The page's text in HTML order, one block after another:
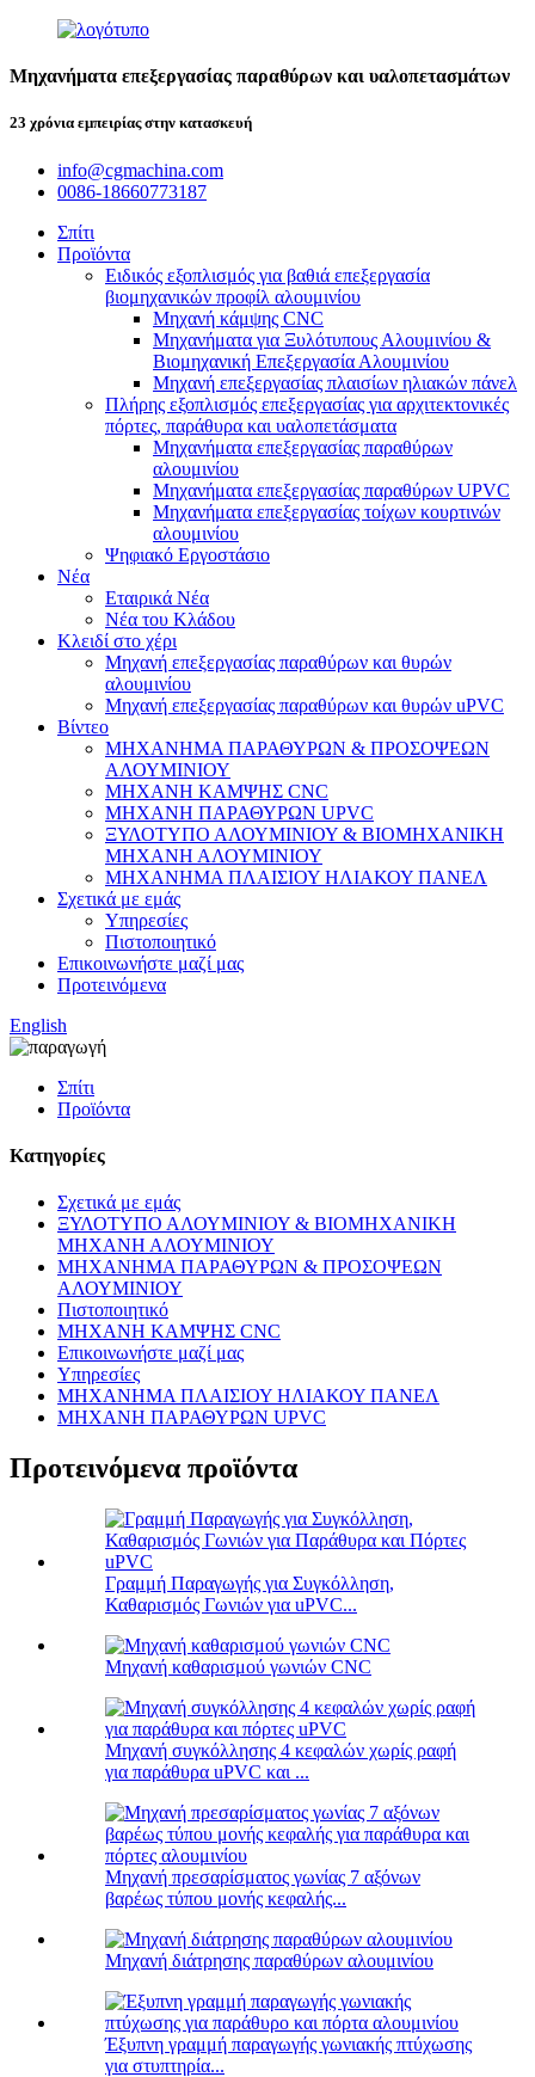
Μηχανήματα επεξεργασίας παραθύρων και υαλοπετασμάτων
23 χρόνια εμπειρίας στην κατασκευή
info@cgmachina.com
0086-18660773187
Σπίτι
Προϊόντα
Ειδικός εξοπλισμός για βαθιά επεξεργασία
βιομηχανικών προφίλ αλουμινίου
Μηχανή κάμψης CNC
Μηχανήματα για Ξυλότυπους Αλουμινίου &
Βιομηχανική Επεξεργασία Αλουμινίου
Μηχανή επεξεργασίας πλαισίων ηλιακών πάνελ
Πλήρης εξοπλισμός επεξεργασίας για αρχιτεκτονικές
πόρτες, παράθυρα και υαλοπετάσματα
Μηχανήματα επεξεργασίας παραθύρων
αλουμινίου
Μηχανήματα επεξεργασίας παραθύρων UPVC
Μηχανήματα επεξεργασίας τοίχων κουρτινών
αλουμινίου
Ψηφιακό Εργοστάσιο
Νέα
Εταιρικά Νέα
Νέα του Κλάδου
Κλειδί στο χέρι
Μηχανή επεξεργασίας παραθύρων και θυρών
αλουμινίου
Μηχανή επεξεργασίας παραθύρων και θυρών uPVC
Βίντεο
ΜΗΧΑΝΗΜΑ ΠΑΡΑΘΥΡΩΝ & ΠΡΟΣΟΨΕΩΝ
ΑΛΟΥΜΙΝΙΟΥ
ΜΗΧΑΝΗ ΚΑΜΨΗΣ CNC
ΜΗΧΑΝΗ ΠΑΡΑΘΥΡΩΝ UPVC
ΞΥΛΟΤΥΠΟ ΑΛΟΥΜΙΝΙΟΥ & ΒΙΟΜΗΧΑΝΙΚΗ
ΜΗΧΑΝΗ ΑΛΟΥΜΙΝΙΟΥ
ΜΗΧΑΝΗΜΑ ΠΛΑΙΣΙΟΥ ΗΛΙΑΚΟΥ ΠΑΝΕΛ
Σχετικά με εμάς
Υπηρεσίες
Πιστοποιητικό
Επικοινωνήστε μαζί μας
Προτεινόμενα
English
Σπίτι
Προϊόντα
Κατηγορίες
Σχετικά με εμάς
ΞΥΛΟΤΥΠΟ ΑΛΟΥΜΙΝΙΟΥ & ΒΙΟΜΗΧΑΝΙΚΗ
ΜΗΧΑΝΗ ΑΛΟΥΜΙΝΙΟΥ
ΜΗΧΑΝΗΜΑ ΠΑΡΑΘΥΡΩΝ & ΠΡΟΣΟΨΕΩΝ
ΑΛΟΥΜΙΝΙΟΥ
Πιστοποιητικό
ΜΗΧΑΝΗ ΚΑΜΨΗΣ CNC
Επικοινωνήστε μαζί μας
Υπηρεσίες
ΜΗΧΑΝΗΜΑ ΠΛΑΙΣΙΟΥ ΗΛΙΑΚΟΥ ΠΑΝΕΛ
ΜΗΧΑΝΗ ΠΑΡΑΘΥΡΩΝ UPVC
Προτεινόμενα προϊόντα
Γραμμή Παραγωγής για Συγκόλληση,
Καθαρισμός Γωνιών για uPVC...
Μηχανή καθαρισμού γωνιών CNC
Μηχανή συγκόλλησης 4 κεφαλών χωρίς ραφή
για παράθυρα uPVC και ...
Μηχανή πρεσαρίσματος γωνίας 7 αξόνων
βαρέως τύπου μονής κεφαλής...
Μηχανή διάτρησης παραθύρων αλουμινίου
Έξυπνη γραμμή παραγωγής γωνιακής πτύχωσης
για στυπτηρία...